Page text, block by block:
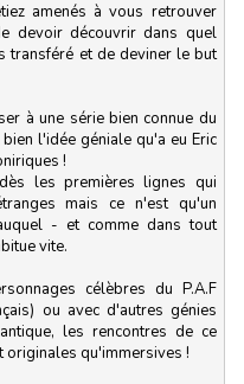
amenés à vous retrouver
devoir découvrir dans quel
transféré et de deviner le but
à une série bien connue du
l'idée géniale qu'a eu Eric
!
les premières lignes qui
mais ce n'est qu'un
- et comme dans tout
vite.
célèbres du P.A.F
ou avec d'autres génies
les rencontres de ce
originales qu'immersives !